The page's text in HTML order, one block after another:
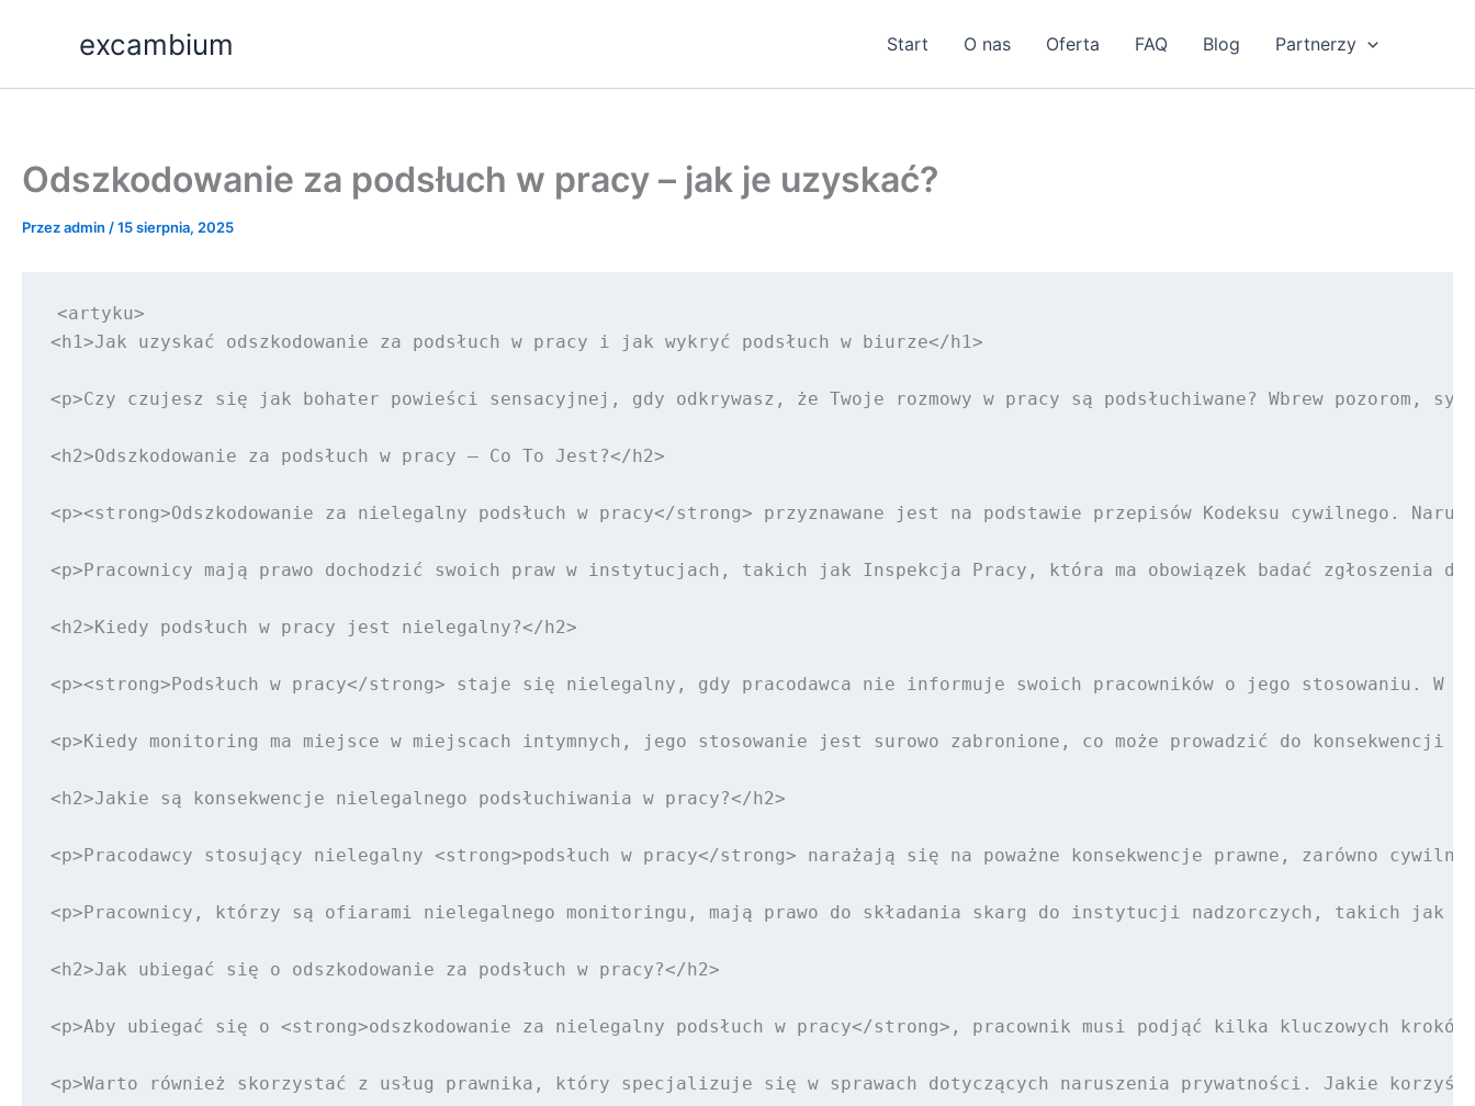
excambium Start O nas Oferta FAQ Blog Partnerzy
Odszkodowanie za podsłuch w pracy – jak je uzyskać?
Przezadmin /15 sierpnia, 2025
<artyku>
<h1>Jak uzyskać odszkodowanie za podsłuch w pracy i jak wykryć podsłuch w biurze</h1>
<p>Czy czujesz się jak bohater powieści sensacyjnej, gdy odkrywasz, że Twoje rozmowy w pracy są podsłuchiwane? Wbrew
<h2>Odszkodowanie za podsłuch w pracy – Co To Jest?</h2>
<p><strong>Odszkodowanie za nielegalny podsłuch w pracy</strong> przyznawane jest na podstawie przepisów Kodeksu cywilnego.
<p>Pracownicy mają prawo dochodzić swoich praw w instytucjach, takich jak Inspekcja Pracy, która ma obowiązek badać zgłoszenia
<h2>Kiedy podsłuch w pracy jest nielegalny?</h2>
<p><strong>Podsłuch w pracy</strong> staje się nielegalny, gdy pracodawca nie informuje swoich pracowników o jego stosowaniu.
<p>Kiedy monitoring ma miejsce w miejscach intymnych, jego stosowanie jest surowo zabronione, co może prowadzić do
<h2>Jakie są konsekwencje nielegalnego podsłuchiwania w pracy?</h2>
<p>Pracodawcy stosujący nielegalny <strong>podsłuch w pracy</strong> narażają się na poważne konsekwencje prawne, zarówno
<p>Pracownicy, którzy są ofiarami nielegalnego monitoringu, mają prawo do składania skarg do instytucji nadzorczych, takich jak
<h2>Jak ubiegać się o odszkodowanie za podsłuch w pracy?</h2>
<p>Aby ubiegać się o <strong>odszkodowanie za nielegalny podsłuch w pracy</strong>, pracownik musi podjąć kilka kluczowych
<p>Warto również skorzystać z usług prawnika, który specjalizuje się w sprawach dotyczących naruszenia prywatności. Jakie